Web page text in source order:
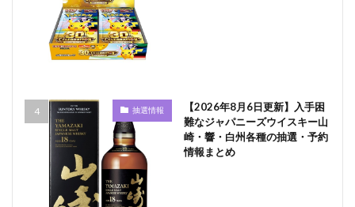
抽選情報
【2026年8月6日更新】入手困
難なジャパニーズウイスキー山
崎・響・白州各種の抽選・予約
情報まとめ